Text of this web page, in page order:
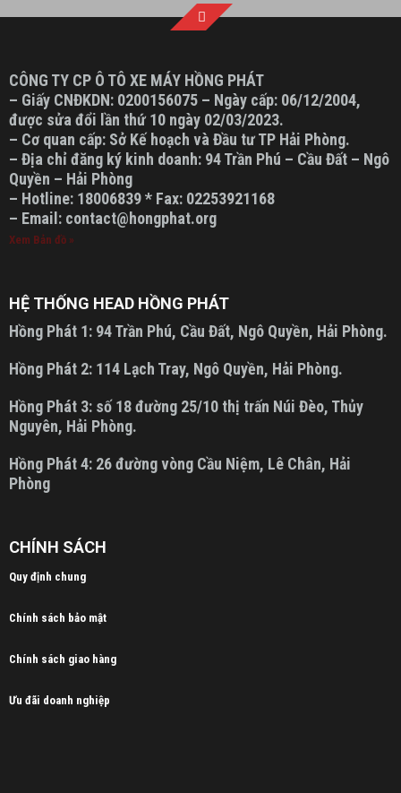
CÔNG TY CP Ô TÔ XE MÁY HỒNG PHÁT
– Giấy CNĐKDN: 0200156075 – Ngày cấp: 06/12/2004,
được sửa đổi lần thứ 10 ngày 02/03/2023.
– Cơ quan cấp: Sở Kế hoạch và Đầu tư TP Hải Phòng.
– Địa chỉ đăng ký kinh doanh: 94 Trần Phú – Cầu Đất – Ngô
Quyền – Hải Phòng
– Hotline: 18006839 * Fax: 02253921168
– Email: contact@hongphat.org
Xem Bản đồ »
HỆ THỐNG HEAD HỒNG PHÁT
Hồng Phát 1: 94 Trần Phú, Cầu Đất, Ngô Quyền, Hải Phòng.
Hồng Phát 2: 114 Lạch Tray, Ngô Quyền, Hải Phòng.
Hồng Phát 3: số 18 đường 25/10 thị trấn Núi Đèo, Thủy
Nguyên, Hải Phòng.
Hồng Phát 4: 26 đường vòng Cầu Niệm, Lê Chân, Hải
Phòng
CHÍNH SÁCH
Quy định chung
Chính sách bảo mật
Chính sách giao hàng
Ưu đãi doanh nghiệp